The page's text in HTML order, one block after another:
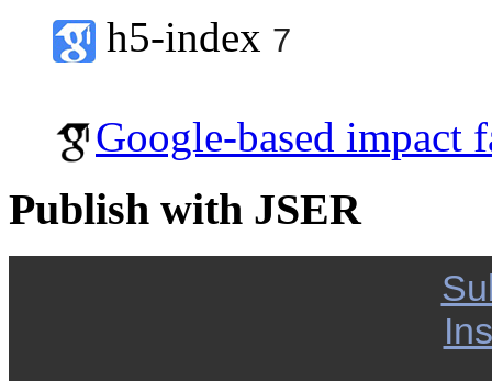
h5-index 7
Google-based impact
Publish with JSER